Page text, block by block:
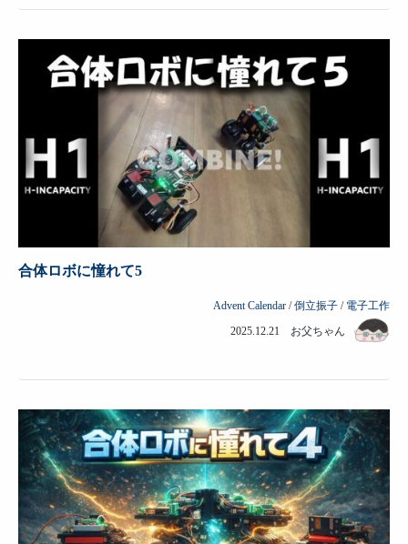
合体ロボに憧れて5
Advent Calendar /倒立振子 / 電子工作
2025.12.21 お父ちゃん